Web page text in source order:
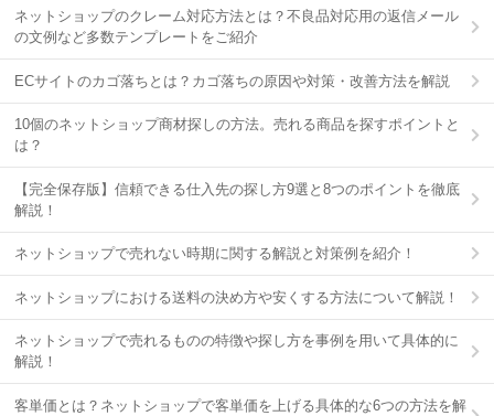
ネットショップのクレーム対応方法とは？不良品対応用の返信メール
の文例など多数テンプレートをご紹介
ECサイトのカゴ落ちとは？カゴ落ちの原因や対策・改善方法を解説
10個のネットショップ商材探しの方法。売れる商品を探すポイントと
は？
【完全保存版】信頼できる仕入先の探し方9選と8つのポイントを徹底
解説！
ネットショップで売れない時期に関する解説と対策例を紹介！
ネットショップにおける送料の決め方や安くする方法について解説！
ネットショップで売れるものの特徴や探し方を事例を用いて具体的に
解説！
客単価とは？ネットショップで客単価を上げる具体的な6つの方法を解